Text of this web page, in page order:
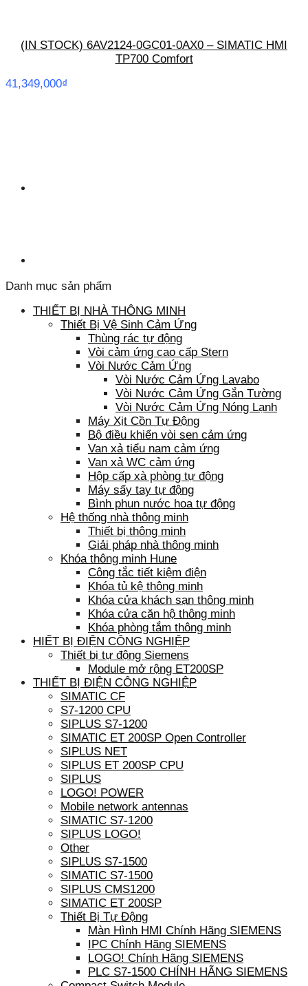
(IN STOCK) 6AV2124-0GC01-0AX0 – SIMATIC HMI
TP700 Comfort
41,349,000₫
Danh mục sản phẩm
THIẾT BỊ NHÀ THÔNG MINH
Thiết Bị Vệ Sinh Cảm Ứng
Thùng rác tự động
Vòi cảm ứng cao cấp Stern
Vòi Nước Cảm Ứng
Vòi Nước Cảm Ứng Lavabo
Vòi Nước Cảm Ứng Gắn Tường
Vòi Nước Cảm Ứng Nóng Lạnh
Máy Xịt Cồn Tự Động
Bộ điều khiển vòi sen cảm ứng
Van xả tiểu nam cảm ứng
Van xả WC cảm ứng
Hộp cấp xà phòng tự động
Máy sấy tay tự động
Bình phun nước hoa tự động
Hệ thống nhà thông minh
Thiết bị thông minh
Giải pháp nhà thông minh
Khóa thông minh Hune
Công tắc tiết kiệm điện
Khóa tủ kệ thông minh
Khóa cửa khách sạn thông minh
Khóa cửa căn hộ thông minh
Khóa phòng tắm thông minh
HIẾT BỊ ĐIỆN CÔNG NGHIỆP
Thiết bị tự động Siemens
Module mở rộng ET200SP
THIẾT BỊ ĐIỆN CÔNG NGHIỆP
SIMATIC CF
S7-1200 CPU
SIPLUS S7-1200
SIMATIC ET 200SP Open Controller
SIPLUS NET
SIPLUS ET 200SP CPU
SIPLUS
LOGO! POWER
Mobile network antennas
SIMATIC S7-1200
SIPLUS LOGO!
Other
SIPLUS S7-1500
SIMATIC S7-1500
SIPLUS CMS1200
SIMATIC ET 200SP
Thiết Bị Tự Động
Màn Hình HMI Chính Hãng SIEMENS
IPC Chính Hãng SIEMENS
LOGO! Chính Hãng SIEMENS
PLC S7-1500 CHÍNH HÃNG SIEMENS